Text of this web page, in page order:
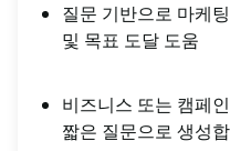
질문 기반으로 마케
및 목표 도달 도움
비즈니스 또는 캠페
짧은 질문으로 생성